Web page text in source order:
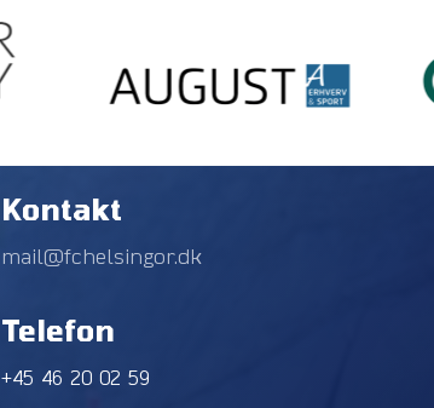
Kontakt
mail@fchelsingor.dk
Telefon
+45 46 20 02 59